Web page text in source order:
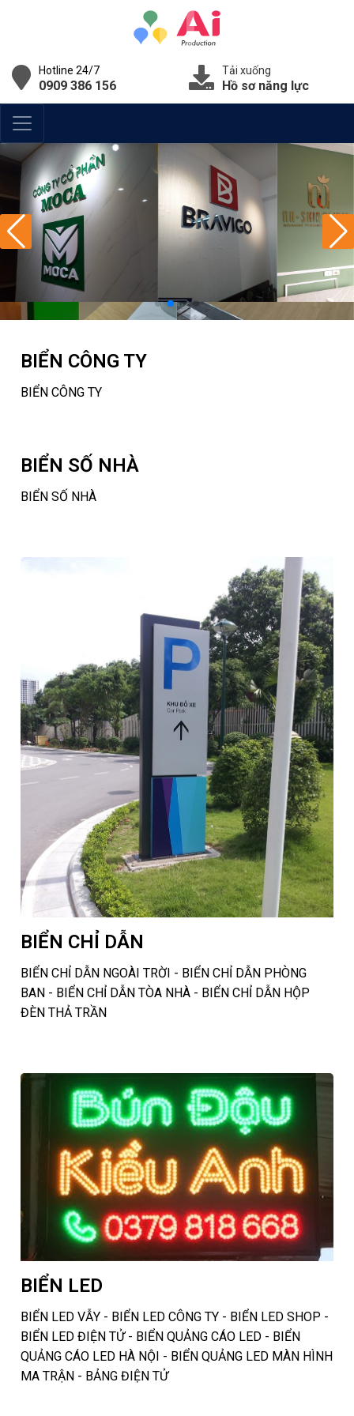
Hotline 24/7
0909 386 156
Tải xuống
Hồ sơ năng lực
BIỂN CÔNG TY
BIỂN CÔNG TY
BIỂN SỐ NHÀ
BIỂN SỐ NHÀ
BIỂN CHỈ DẪN
BIỂN CHỈ DẪN NGOÀI TRỜI - BIỂN CHỈ DẪN PHÒNG
BAN - BIỂN CHỈ DẪN TÒA NHÀ - BIỂN CHỈ DẪN HỘP
ĐÈN THẢ TRẦN
BIỂN LED
BIỂN LED VẪY - BIỂN LED CÔNG TY - BIỂN LED SHOP -
BIỂN LED ĐIỆN TỬ - BIỂN QUẢNG CÁO LED - BIỂN
QUẢNG CÁO LED HÀ NỘI - BIỂN QUẢNG LED MÀN HÌNH
MA TRẬN - BẢNG ĐIỆN TỬ